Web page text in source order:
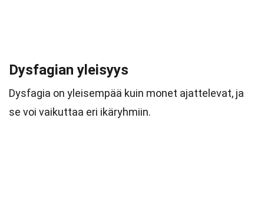
Dysfagian yleisyys
Dysfagia on yleisempää kuin monet ajattelevat, ja
se voi vaikuttaa eri ikäryhmiin.